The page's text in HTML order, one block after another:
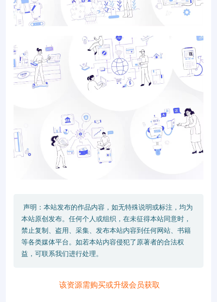
声明：本站发布的作品内容，如无特殊说明或标注，均为
本站原创发布。任何个人或组织，在未征得本站同意时，
禁止复制、盗用、采集、发布本站内容到任何网站、书籍
等各类媒体平台。如若本站内容侵犯了原著者的合法权
益，可联系我们进行处理。
该资源需购买或升级会员获取